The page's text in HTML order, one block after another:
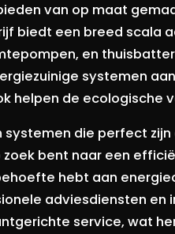
van op maat
biedt een breed scala
en
systemen
helpen de ecologische
systemen die perfect
bent naar een
hebt aan
adviesdiensten en
service, wat